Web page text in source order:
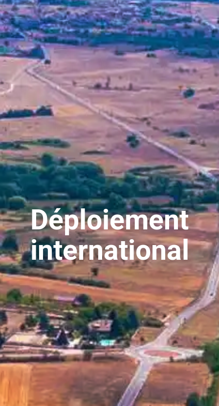
Déploiement
international